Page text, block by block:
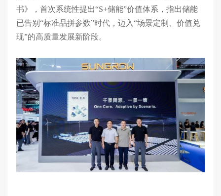
书》， 首次系统性提出“S+储能”价值体系， 指出储能
已告别 “标准品拼参数”时代， 迈入“场景定制、价值兑
现”的高质量发展新阶段。